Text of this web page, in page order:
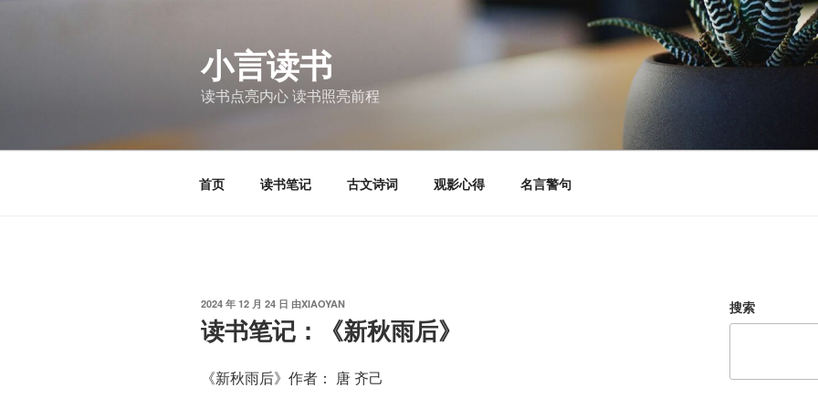
小言读书
读书点亮内心 读书照亮前程
首页 读书笔记 古文诗词 观影心得 名言警句
发
布
于
2024 年 12 月 24 日 由XIAOYAN
读书笔记：《新秋雨后》
《新秋雨后》作者： 唐 齐己
搜索